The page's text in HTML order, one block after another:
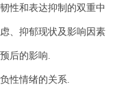
性和表达抑制的双重中
、抑郁现状及影响因素
后的影响.
性情绪的关系.